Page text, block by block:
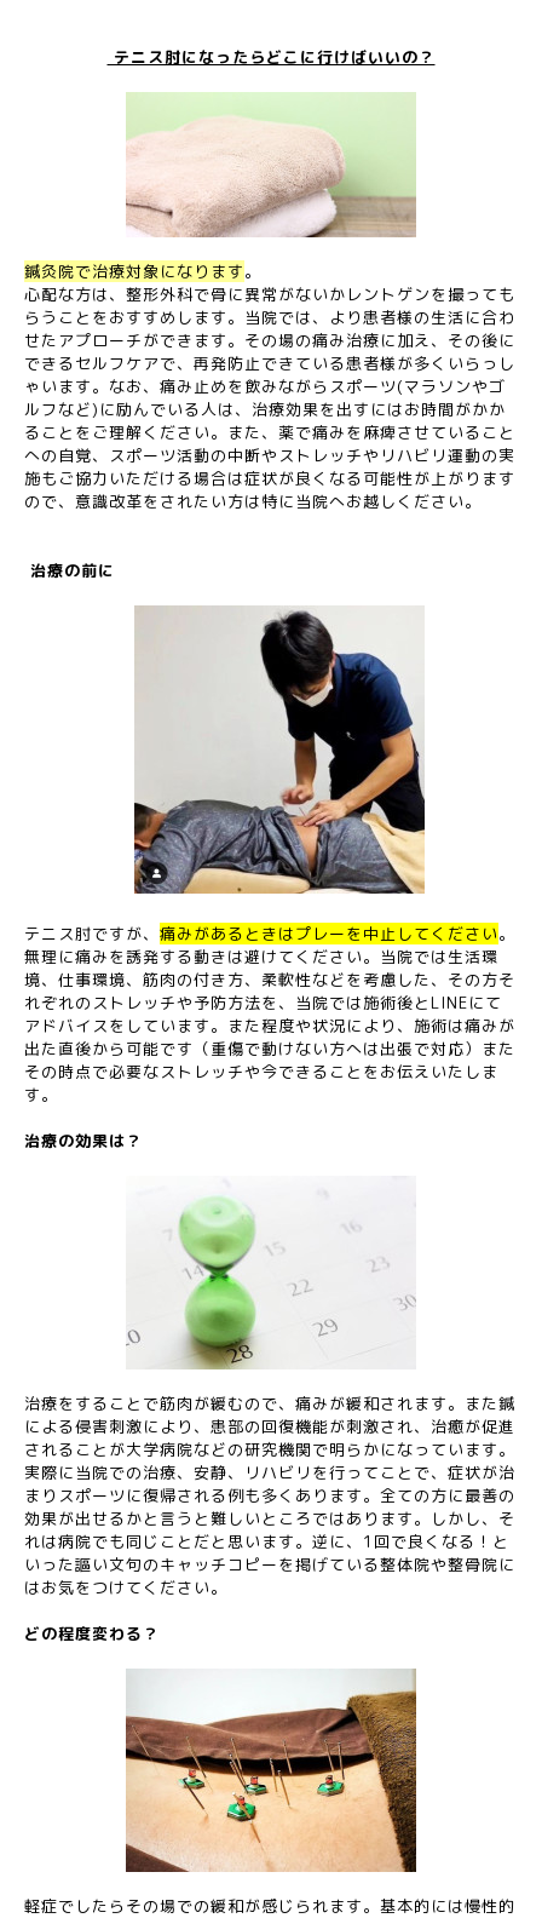
テニス肘になったらどこに行けばいいの？
鍼灸院で治療対象になります。
心配な方は、整形外科で骨に異常がないかレントゲンを撮っても
らうことをおすすめします。当院では、より患者様の生活に合わ
せたアプローチができます。その場の痛み治療に加え、その後に
できるセルフケアで、再発防止できている患者様が多くいらっし
ゃいます。なお、痛み止めを飲みながらスポーツ(マラソンやゴ
ルフなど)に励んでいる人は、治療効果を出すにはお時間がかか
ることをご理解ください。また、薬で痛みを麻痺させていること
への自覚、スポーツ活動の中断やストレッチやリハビリ運動の実
施もご協力いただける場合は症状が良くなる可能性が上がります
ので、意識改革をされたい方は特に当院へお越しください。
治療の前に
テニス肘ですが、 痛みがあるときはプレーを中止してください。
無理に痛みを誘発する動きは避けてください。当院では生活環
境、仕事環境、筋肉の付き方、柔軟性などを考慮した、その方そ
れぞれのストレッチや予防方法を、当院では施術後とLINEにて
アドバイスをしています。また程度や状況により、施術は痛みが
出た直後から可能です（重傷で動けない方へは出張で対応）また
その時点で必要なストレッチや今できることをお伝えいたしま
す。
治療の効果は？
治療をすることで筋肉が緩むので、痛みが緩和されます。また鍼
による侵害刺激により、患部の回復機能が刺激され、治癒が促進
されることが大学病院などの研究機関で明らかになっています。
実際に当院での治療、安静、リハビリを行ってことで、症状が治
まりスポーツに復帰される例も多くあります。全ての方に最善の
効果が出せるかと言うと難しいところではあります。しかし、そ
れは病院でも同じことだと思います。逆に、1回で良くなる！と
いった謳い文句のキャッチコピーを掲げている整体院や整骨院に
はお気をつけてください。
どの程度変わる？
軽症でしたらその場での緩和が感じられます。基本的には慢性的